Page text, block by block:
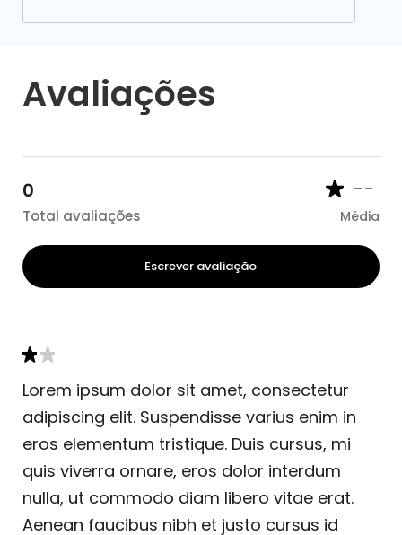
Avaliações
0
Total avaliações
--
Média
Escrever avaliação
Lorem ipsum dolor sit amet, consectetur
adipiscing elit. Suspendisse varius enim in
eros elementum tristique. Duis cursus, mi
quis viverra ornare, eros dolor interdum
nulla, ut commodo diam libero vitae erat.
Aenean faucibus nibh et justo cursus id